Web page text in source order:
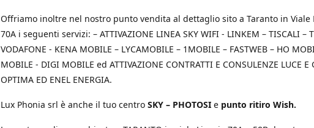
Offriamo inoltre nel nostro punto vendita al dettaglio sito a Taranto in Viale
70A i seguenti servizi: – ATTIVAZIONE LINEA SKY WIFI - LINKEM – TISCALI –
VODAFONE - KENA MOBILE – LYCAMOBILE – 1MOBILE – FASTWEB – HO
MOBILE - DIGI MOBILE ed ATTIVAZIONE CONTRATTI E CONSULENZE LUCE E
OPTIMA ED ENEL ENERGIA.
Lux Phonia srl è anche il tuo centro SKY – PHOTOSI e punto ritiro Wish.